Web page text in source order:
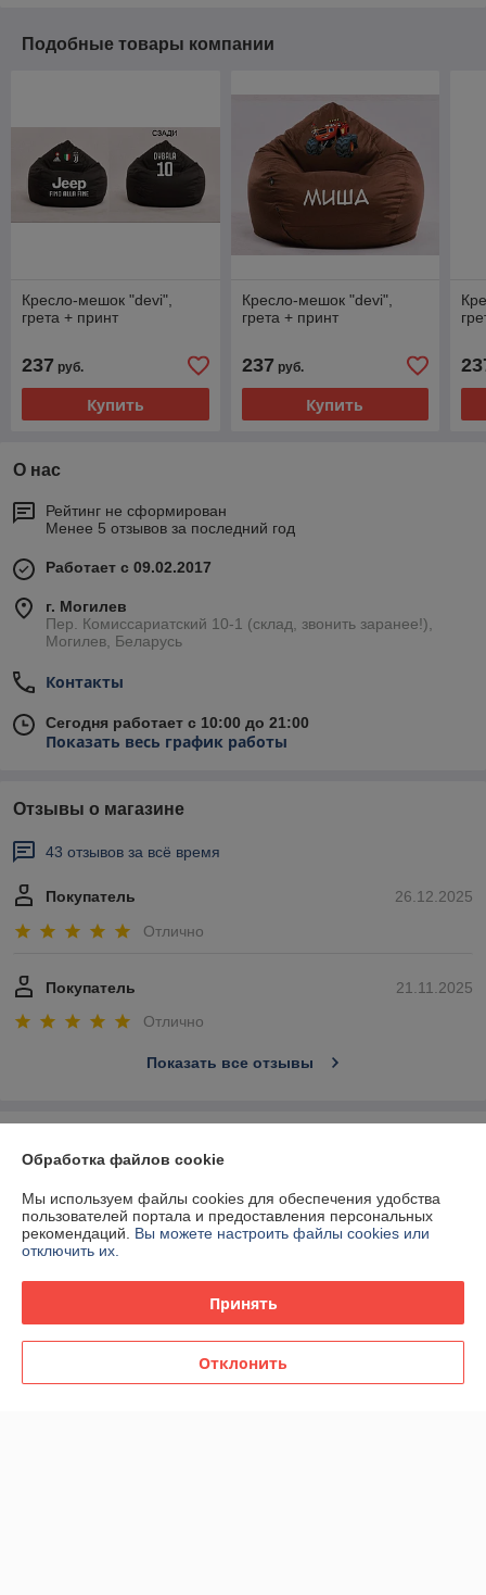
Подобные товары компании
Кресло-мешок "devi",
грета + принт
237 руб.
Купить
Кресло-мешок "devi",
грета + принт
237 руб.
Купить
О нас
Рейтинг не сформирован
Менее 5 отзывов за последний год
Работает с 09.02.2017
г. Могилев
Пер. Комиссариатский 10-1 (склад, звонить заранее!),
Могилев, Беларусь
Контакты
Сегодня работает с 10:00 до 21:00
Показать весь график работы
Отзывы о магазине
43 отзывов за всё время
26.12.2025
Покупатель
Отлично
21.11.2025
Покупатель
Отлично
Показать все отзывы
Доставка и оплата
Полная версия сайта
Обработка файлов cookie
Мы используем файлы cookies для обеспечения удобства
пользователей портала и предоставления персональных
рекомендаций. Вы можете настроить файлы cookies или
отключить их.
Принять
Отклонить